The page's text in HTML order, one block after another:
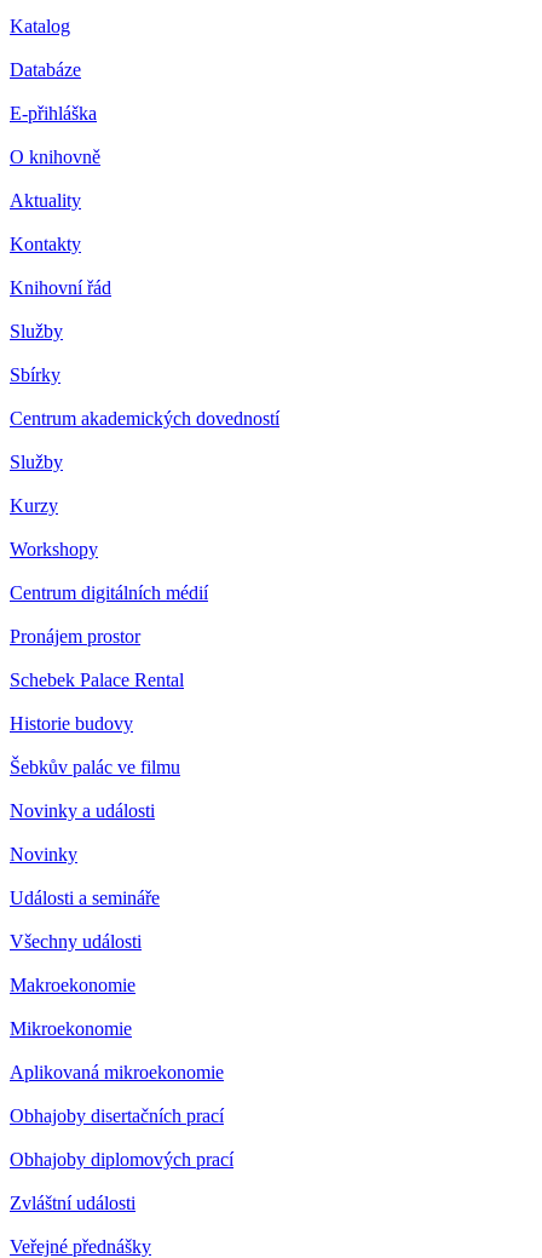
Katalog
Databáze
E-přihláška
O knihovně
Aktuality
Kontakty
Knihovní řád
Služby
Sbírky
Centrum akademických dovedností
Služby
Kurzy
Workshopy
Centrum digitálních médií
Pronájem prostor
Schebek Palace Rental
Historie budovy
Šebkův palác ve filmu
Novinky a události
Novinky
Události a semináře
Všechny události
Makroekonomie
Mikroekonomie
Aplikovaná mikroekonomie
Obhajoby disertačních prací
Obhajoby diplomových prací
Zvláštní události
Veřejné přednášky